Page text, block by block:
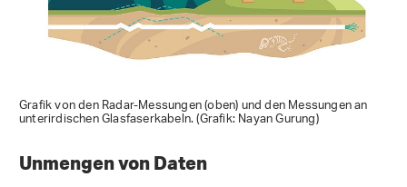
Grafik von den Radar-Messungen (oben) und den Messungen an
unterirdischen Glasfaserkabeln. (Grafik: Nayan Gurung)
Unmengen von Daten